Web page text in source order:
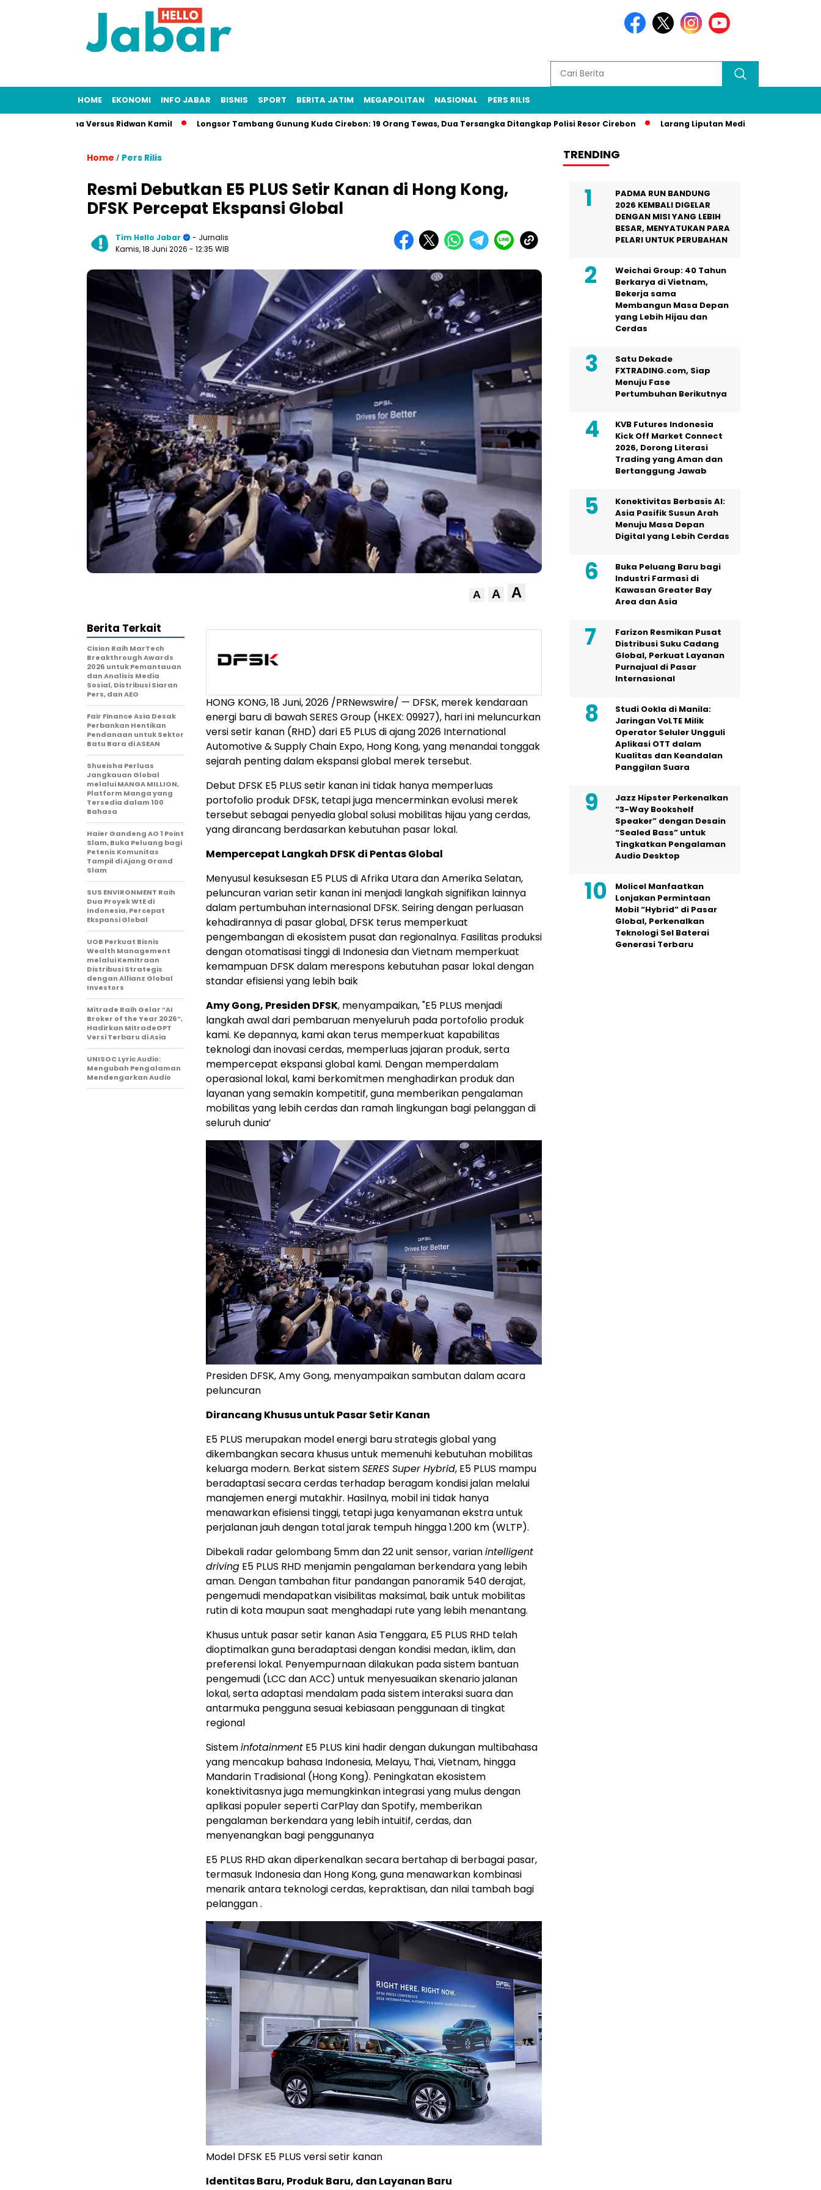
HOME EKONOMI INFO JABAR BISNIS SPORT BERITA JATIM MEGAPOLITAN NASIONAL PERS RILIS
Mariana Versus Ridwan Kamil Longsor Tambang Gunung Kuda Cirebon: 19 Orang Tewas, Dua Tersangka Ditangkap Polisi Resor Cirebon Larang Liputan Media Lokal di Gala Dinner
Home / Pers Rilis
Resmi Debutkan E5 PLUS Setir Kanan di Hong Kong,
DFSK Percepat Ekspansi Global
Tim Hello Jabar
- Jurnalis
Kamis, 18 Juni 2026 - 12:35 WIB
A A A
HONG KONG,18 Juni, 2026 /PRNewswire/ — DFSK, merek kendaraan
energi baru di bawah SERES Group (HKEX: 09927), hari ini meluncurkan
versi setir kanan (RHD) dari E5 PLUS di ajang 2026 International
Automotive & Supply Chain Expo, Hong Kong, yang menandai tonggak
sejarah penting dalam ekspansi global merek tersebut.
Debut DFSK E5 PLUS setir kanan ini tidak hanya memperluas
portofolio produk DFSK, tetapi juga mencerminkan evolusi merek
tersebut sebagai penyedia global solusi mobilitas hijau yang cerdas,
yang dirancang berdasarkan kebutuhan pasar lokal.
Mempercepat Langkah DFSK di Pentas Global
Menyusul kesuksesan E5 PLUS di Afrika Utara dan Amerika Selatan,
peluncuran varian setir kanan ini menjadi langkah signifikan lainnya
dalam pertumbuhan internasional DFSK. Seiring dengan perluasan
kehadirannya di pasar global, DFSK terus memperkuat
pengembangan di ekosistem pusat dan regionalnya. Fasilitas produksi
dengan otomatisasi tinggi di Indonesia dan Vietnam memperkuat
kemampuan DFSK dalam merespons kebutuhan pasar lokal dengan
standar efisiensi yang lebih baik
Amy Gong, Presiden DFSK, menyampaikan, "E5 PLUS menjadi
langkah awal dari pembaruan menyeluruh pada portofolio produk
kami. Ke depannya, kami akan terus memperkuat kapabilitas
teknologi dan inovasi cerdas, memperluas jajaran produk, serta
mempercepat ekspansi global kami. Dengan memperdalam
operasional lokal, kami berkomitmen menghadirkan produk dan
layanan yang semakin kompetitif, guna memberikan pengalaman
mobilitas yang lebih cerdas dan ramah lingkungan bagi pelanggan di
seluruh dunia’
Presiden DFSK, Amy Gong, menyampaikan sambutan dalam acara
peluncuran
Dirancang Khusus untuk Pasar Setir Kanan
E5 PLUS merupakan model energi baru strategis global yang
dikembangkan secara khusus untuk memenuhi kebutuhan mobilitas
keluarga modern. Berkat sistemSERES Super Hybrid, E5 PLUS mampu
beradaptasi secara cerdas terhadap beragam kondisi jalan melalui
manajemen energi mutakhir. Hasilnya, mobil ini tidak hanya
menawarkan efisiensi tinggi, tetapi juga kenyamanan ekstra untuk
perjalanan jauh dengan total jarak tempuh hingga 1.200 km (WLTP).
Dibekali radar gelombang 5mm dan 22 unit sensor, varianintelligent
driving E5 PLUS RHD menjamin pengalaman berkendara yang lebih
aman. Dengan tambahan fitur pandangan panoramik 540 derajat,
pengemudi mendapatkan visibilitas maksimal, baik untuk mobilitas
rutin di kota maupun saat menghadapi rute yang lebih menantang.
Khusus untuk pasar setir kanan Asia Tenggara, E5 PLUS RHD telah
dioptimalkan guna beradaptasi dengan kondisi medan, iklim, dan
preferensi lokal. Penyempurnaan dilakukan pada sistem bantuan
pengemudi (LCC dan ACC) untuk menyesuaikan skenario jalanan
lokal, serta adaptasi mendalam pada sistem interaksi suara dan
antarmuka pengguna sesuai kebiasaan penggunaan di tingkat
regional
Sisteminfotainment E5 PLUS kini hadir dengan dukungan multibahasa
yang mencakup bahasa Indonesia, Melayu, Thai, Vietnam, hingga
Mandarin Tradisional (Hong Kong). Peningkatan ekosistem
konektivitasnya juga memungkinkan integrasi yang mulus dengan
aplikasi populer seperti CarPlay dan Spotify, memberikan
pengalaman berkendara yang lebih intuitif, cerdas, dan
menyenangkan bagi penggunanya
E5 PLUS RHD akan diperkenalkan secara bertahap di berbagai pasar,
termasuk Indonesia dan Hong Kong, guna menawarkan kombinasi
menarik antara teknologi cerdas, kepraktisan, dan nilai tambah bagi
pelanggan .
Model DFSK E5 PLUS versi setir kanan
Identitas Baru, Produk Baru, dan Layanan Baru
Berita Terkait
Cision Raih MarTech
Breakthrough Awards
2026 untuk Pemantauan
dan Analisis Media
Sosial, Distribusi Siaran
Pers, dan AEO
Fair Finance Asia Desak
Perbankan Hentikan
Pendanaan untuk Sektor
Batu Bara di ASEAN
Shueisha Perluas
Jangkauan Global
melalui MANGA MILLION,
Platform Manga yang
Tersedia dalam 100
Bahasa
Haier Gandeng AO 1 Point
Slam, Buka Peluang bagi
Petenis Komunitas
Tampil di Ajang Grand
Slam
SUS ENVIRONMENT Raih
Dua Proyek WtE di
Indonesia, Percepat
Ekspansi Global
UOB Perkuat Bisnis
Wealth Management
melalui Kemitraan
Distribusi Strategis
dengan Allianz Global
Investors
Mitrade Raih Gelar “AI
Broker of the Year 2026”,
Hadirkan MitradeGPT
Versi Terbaru di Asia
UNISOC Lyric Audio:
Mengubah Pengalaman
Mendengarkan Audio
TRENDING
PADMA RUN BANDUNG
2026 KEMBALI DIGELAR
DENGAN MISI YANG LEBIH
BESAR, MENYATUKAN PARA
PELARI UNTUK PERUBAHAN
Weichai Group: 40 Tahun
Berkarya di Vietnam,
Bekerja sama
Membangun Masa Depan
yang Lebih Hijau dan
Cerdas
Satu Dekade
FXTRADING.com, Siap
Menuju Fase
Pertumbuhan Berikutnya
KVB Futures Indonesia
Kick Off Market Connect
2026, Dorong Literasi
Trading yang Aman dan
Bertanggung Jawab
Konektivitas Berbasis AI:
Asia Pasifik Susun Arah
Menuju Masa Depan
Digital yang Lebih Cerdas
Buka Peluang Baru bagi
Industri Farmasi di
Kawasan Greater Bay
Area dan Asia
Farizon Resmikan Pusat
Distribusi Suku Cadang
Global, Perkuat Layanan
Purnajual di Pasar
Internasional
Studi Ookla di Manila:
Jaringan VoLTE Milik
Operator Seluler Ungguli
Aplikasi OTT dalam
Kualitas dan Keandalan
Panggilan Suara
Jazz Hipster Perkenalkan
“3-Way Bookshelf
Speaker” dengan Desain
“Sealed Bass” untuk
Tingkatkan Pengalaman
Audio Desktop
Molicel Manfaatkan
Lonjakan Permintaan
Mobil “Hybrid” di Pasar
Global, Perkenalkan
Teknologi Sel Baterai
Generasi Terbaru